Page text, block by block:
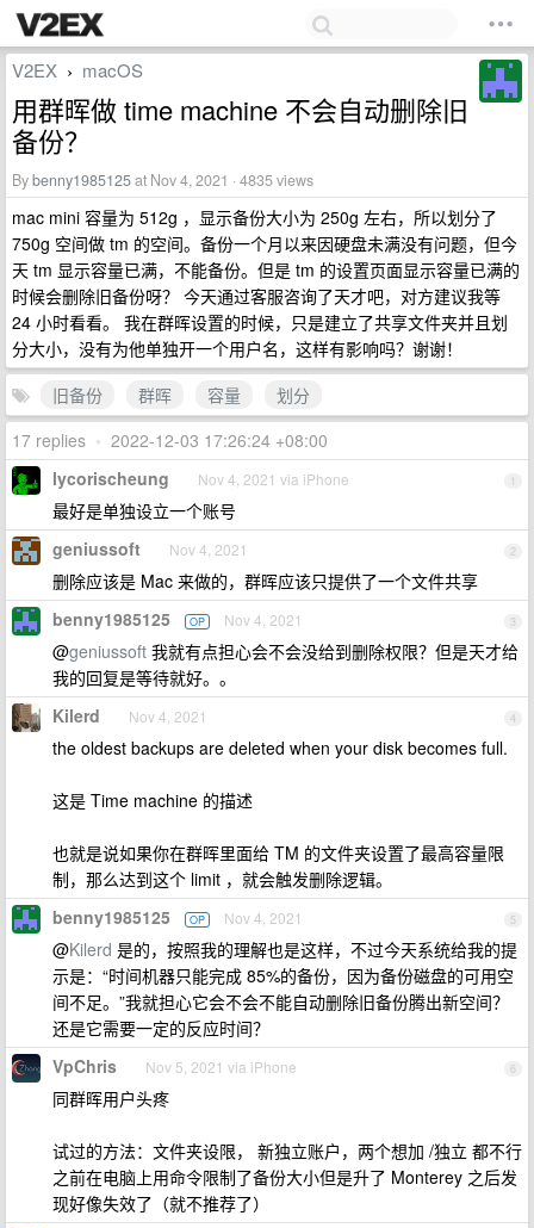
V2EX › macOS
用群晖做 time machine 不会自动删除旧
备份？
Bybenny1985125at Nov 4, 2021 · 4835 views
mac mini 容量为 512g ，显示备份大小为 250g 左右，所以划分了
750g 空间做 tm 的空间。备份一个月以来因硬盘未满没有问题，但今
天 tm 显示容量已满，不能备份。但是 tm 的设置页面显示容量已满的
时候会删除旧备份呀？ 今天通过客服咨询了天才吧，对方建议我等
24 小时看看。 我在群晖设置的时候，只是建立了共享文件夹并且划
分大小，没有为他单独开一个用户名，这样有影响吗？谢谢！
旧备份
群晖 容量
划分
17 replies • 2022-12-03 17:26:24 +08:00
1
lycorischeung Nov 4, 2021 via iPhone
最好是单独设立一个账号
2
geniussoft Nov 4, 2021
删除应该是 Mac 来做的，群晖应该只提供了一个文件共享
3
benny1985125 OP Nov 4, 2021
@geniussoft 我就有点担心会不会没给到删除权限？但是天才给
我的回复是等待就好。。
4
Kilerd Nov 4, 2021
the oldest backups are deleted when your disk becomes full.
这是 Time machine 的描述
也就是说如果你在群晖里面给 TM 的文件夹设置了最高容量限
制，那么达到这个 limit ，就会触发删除逻辑。
5
benny1985125 OP Nov 4, 2021
@Kilerd 是的，按照我的理解也是这样，不过今天系统给我的提
示是：“时间机器只能完成 85%的备份，因为备份磁盘的可用空
间不足。”我就担心它会不会不能自动删除旧备份腾出新空间？
还是它需要一定的反应时间？
6
VpChris Nov 5, 2021 via iPhone
同群晖用户头疼
试过的方法：文件夹设限， 新独立账户，两个想加 /独立 都不行
之前在电脑上用命令限制了备份大小但是升了 Monterey 之后发
现好像失效了（就不推荐了）